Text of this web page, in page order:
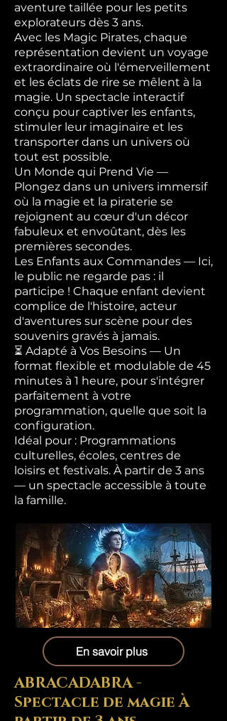
aventure taillée pour les petits
explorateurs dès 3 ans.
Avec les Magic Pirates, chaque
représentation devient un voyage
extraordinaire où l'émerveillement
et les éclats de rire se mêlent à la
magie. Un spectacle interactif
conçu pour captiver les enfants,
stimuler leur imaginaire et les
transporter dans un univers où
tout est possible.
Un Monde qui Prend Vie —
Plongez dans un univers immersif
où la magie et la piraterie se
rejoignent au cœur d'un décor
fabuleux et envoûtant, dès les
premières secondes.
Les Enfants aux Commandes — Ici,
le public ne regarde pas : il
participe ! Chaque enfant devient
complice de l'histoire, acteur
d'aventures sur scène pour des
souvenirs gravés à jamais.
⏳ Adapté à Vos Besoins — Un
format flexible et modulable de 45
minutes à 1 heure, pour s'intégrer
parfaitement à votre
programmation, quelle que soit la
configuration.
Idéal pour : Programmations
culturelles, écoles, centres de
loisirs et festivals. À partir de 3 ans
— un spectacle accessible à toute
la famille.
En savoir plus
ABRACADABRA -
Spectacle de magie À